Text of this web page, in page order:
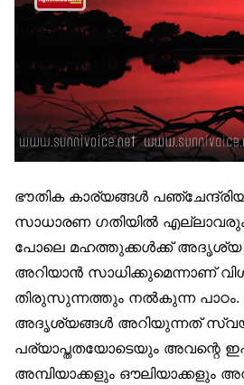
ഭൗതിക കാര്യങ്ങള്‍
സാധാരണ ഗതിയില്‍
പോലെ മഹത്തുക്കള്‍ക്ക് അദൃശ്യ
അറിയാന്‍ സാധിക്കുമെന്നാണ്
തിരുസുന്നത്തും നല്‍കുന്ന
അദൃശ്യങ്ങള്‍ അറിയുന്നത്
പര്യാപ്തതയോടെയും അവന്റെ
അമ്പിയാക്കളും ഔലിയാക്കളും